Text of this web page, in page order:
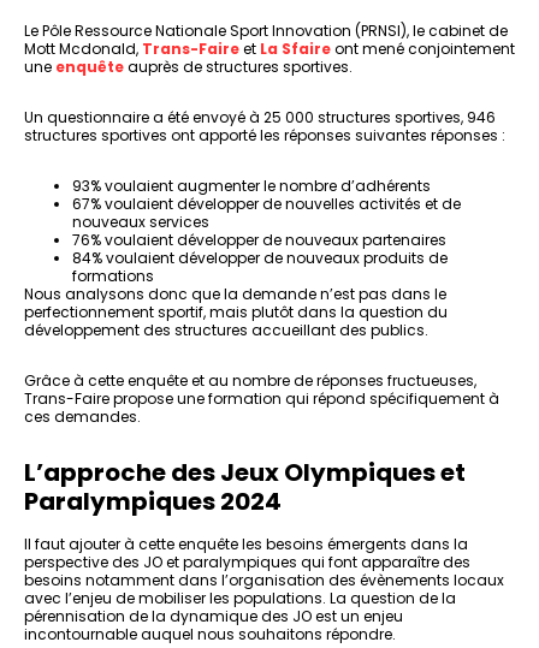
Le Pôle Ressource Nationale Sport Innovation (PRNSI), le cabinet de
Mott Mcdonald, Trans-Faireet La Sfaireont mené conjointement
une enquêteauprès de structures sportives.
Un questionnaire a été envoyé à 25 000 structures sportives, 946
structures sportives ont apporté les réponses suivantes réponses :
93% voulaient augmenter le nombre d’adhérents
67% voulaient développer de nouvelles activités et de
nouveaux services
76% voulaient développer de nouveaux partenaires
84% voulaient développer de nouveaux produits de
formations
Nous analysons donc que la demande n’est pas dans le
perfectionnement sportif, mais plutôt dans la question du
développement des structures accueillant des publics.
Grâce à cette enquête et au nombre de réponses fructueuses,
Trans-Faire propose une formation qui répond spécifiquement à
ces demandes.
L’approche des Jeux Olympiques et
Paralympiques 2024
Il faut ajouter à cette enquête les besoins émergents dans la
perspective des JO et paralympiques qui font apparaître des
besoins notamment dans l’organisation des évènements locaux
avec l’enjeu de mobiliser les populations. La question de la
pérennisation de la dynamique des JO est un enjeu
incontournable auquel nous souhaitons répondre.